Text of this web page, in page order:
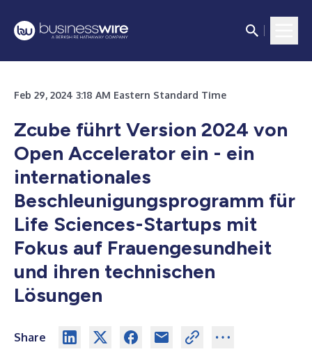
Feb 29, 2024 3:18 AM Eastern Standard Time
Zcube führt Version 2024 von
Open Accelerator ein - ein
internationales
Beschleunigungsprogramm für
Life Sciences-Startups mit
Fokus auf Frauengesundheit
und ihren technischen
Lösungen
Share